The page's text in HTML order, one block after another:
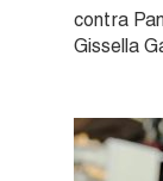
contra
Gissella